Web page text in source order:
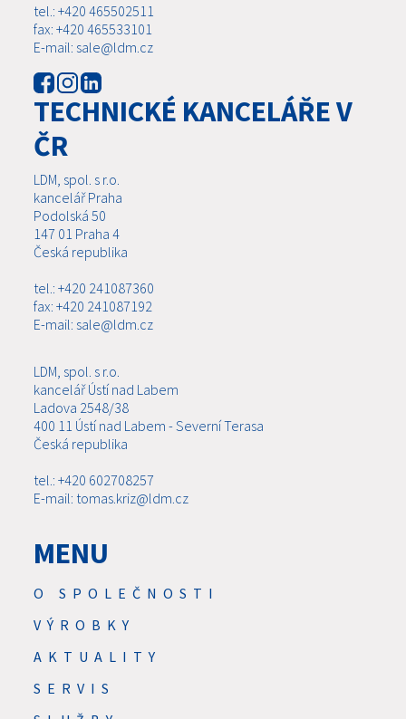
tel.: +420 465502511
fax: +420 465533101
E-mail: sale@ldm.cz
TECHNICKÉ KANCELÁŘE V
ČR
LDM, spol. s r.o.
kancelář Praha
Podolská 50
147 01 Praha 4
Česká republika
tel.: +420 241087360
fax: +420 241087192
E-mail: sale@ldm.cz
LDM, spol. s r.o.
kancelář Ústí nad Labem
Ladova 2548/38
400 11 Ústí nad Labem - Severní Terasa
Česká republika
tel.: +420 602708257
E-mail: tomas.kriz@ldm.cz
MENU
O SPOLEČNOSTI
VÝROBKY
AKTUALITY
SERVIS